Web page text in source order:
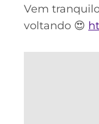
Vem
voltando 😍